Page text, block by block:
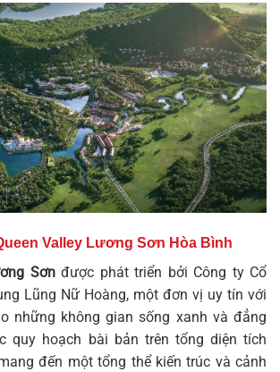
Valley Lương Sơn Hòa Bình
Sơnđược phát triển bởi Công ty Cổ
Lũng Nữ Hoàng, một đơn vị uy tín với
những không gian sống xanh và đẳng
quy hoạch bài bản trên tổng diện tích
đến một tổng thể kiến trúc và cảnh